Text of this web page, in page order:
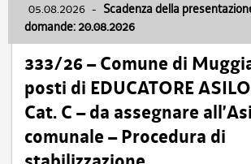
05.08.2026 - Scadenza della
domande: 20.08.2026
333/26 – Comune di
posti di EDUCATORE
Cat. C – da assegnare
comunale – Procedura di